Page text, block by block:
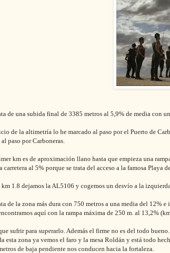
de una subida final de 3385 metros al 5,9% de media con
de la altimetría lo he marcado al paso por el Puerto de
paso por Carboneras.
km es de aproximación llano hasta que empieza una
carretera al 5% porque se trata del acceso a la famosa Playa
km 1.8 dejamos la AL5106 y cogemos un desvío a la
de la zona más dura con 750 metros a una media del 12% e
aquí con la rampa máxima de 250 m. al 13,2%
sufrir para superarlo. Además el firme no es del todo bueno.
esta zona ya vemos el faro y la mesa Roldán y está todo
de baja pendiente nos conducen hacia la fortaleza.